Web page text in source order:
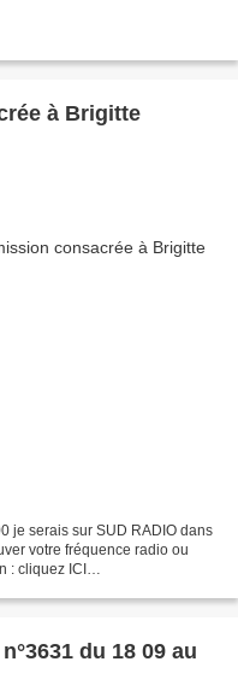
à Brigitte
je serais sur SUD RADIO dans
votre fréquence radio ou
: cliquez ICI
du 18 09 au